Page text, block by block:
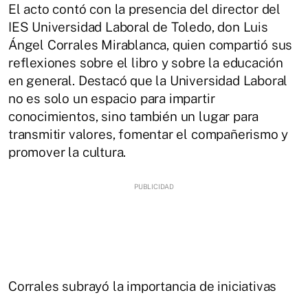
El acto contó con la presencia del director del
IES Universidad Laboral de Toledo, don Luis
Ángel Corrales Mirablanca, quien compartió sus
reflexiones sobre el libro y sobre la educación
en general. Destacó que la Universidad Laboral
no es solo un espacio para impartir
conocimientos, sino también un lugar para
transmitir valores, fomentar el compañerismo y
promover la cultura.
Corrales subrayó la importancia de iniciativas